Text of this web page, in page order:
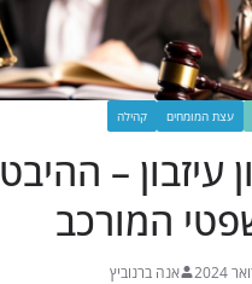
עצת המומחים קהילה
עיזבון – ההיבט
המורכב
אנה ברנוביץ